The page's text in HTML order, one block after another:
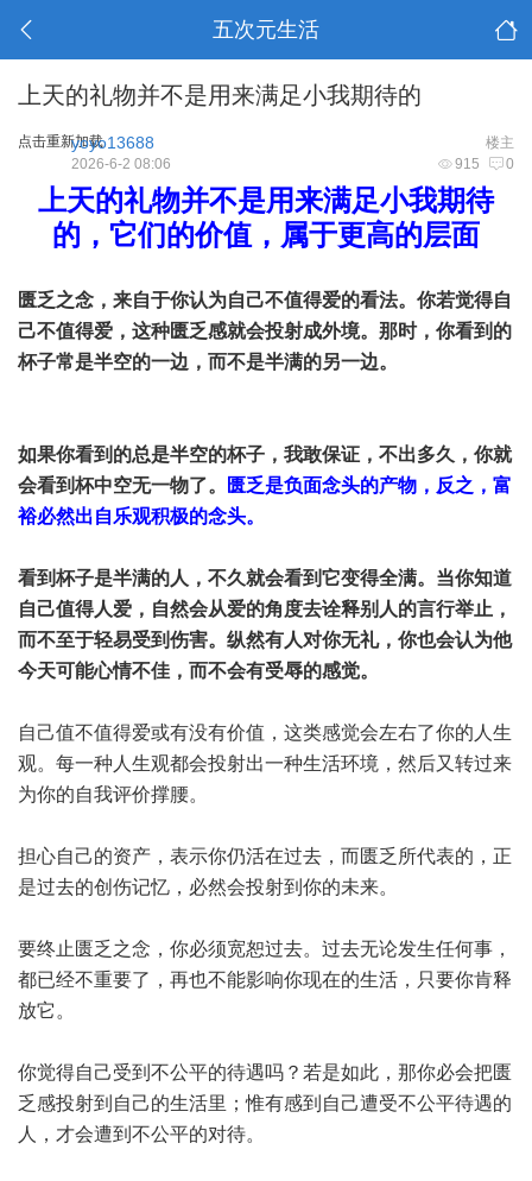
五次元生活
上天的礼物并不是用来满足小我期待的
点击重新加载 楼主
yoyo13688
915 0
2026-6-2 08:06
上天的礼物并不是用来满足小我期待
的，它们的价值，属于更高的层面
匮乏之念，来自于你认为自己不值得爱的看法。你若觉得自
己不值得爱，这种匮乏感就会投射成外境。那时，你看到的
杯子常是半空的一边，而不是半满的另一边。
如果你看到的总是半空的杯子，我敢保证，不出多久，你就
会看到杯中空无一物了。
匮乏是负面念头的产物，反之，富
裕必然出自乐观积极的念头。
看到杯子是半满的人，不久就会看到它变得全满。当你知道
自己值得人爱，自然会从爱的角度去诠释别人的言行举止，
而不至于轻易受到伤害。纵然有人对你无礼，你也会认为他
今天可能心情不佳，而不会有受辱的感觉。
自己值不值得爱或有没有价值，这类感觉会左右了你的人生
观。每一种人生观都会投射出一种生活环境，然后又转过来
为你的自我评价撑腰。
担心自己的资产，表示你仍活在过去，而匮乏所代表的，正
是过去的创伤记忆，必然会投射到你的未来。
要终止匮乏之念，你必须宽恕过去。过去无论发生任何事，
都已经不重要了，再也不能影响你现在的生活，只要你肯释
放它。
你觉得自己受到不公平的待遇吗？若是如此，那你必会把匮
乏感投射到自己的生活里；惟有感到自己遭受不公平待遇的
人，才会遭到不公平的对待。